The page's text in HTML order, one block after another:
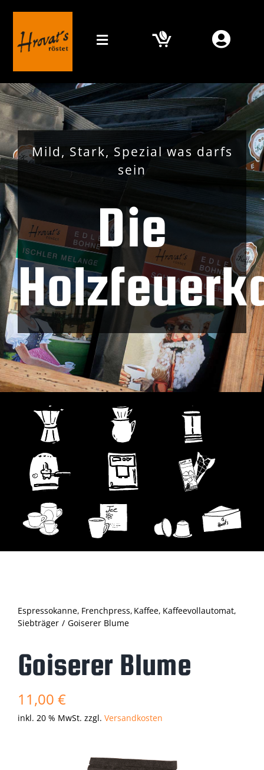
springen
Toggle
Home
Mein Kaffee
Orte
Online Shop
Media
Kontakt
Mild, Stark, Spezial was darfs
sein
Die
Espressokanne Frenchpress Kaffee Kaffeevollautomat
Siebträger
Goiserer Blume
Goiserer Blume
11,00 €
inkl. 20 % MwSt. zzgl. Versandkosten